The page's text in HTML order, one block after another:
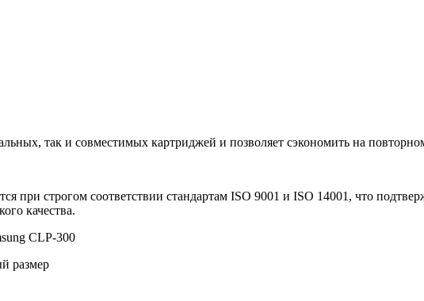
так и совместимых картриджей и позволяет сэкономить на
при строгом соответствии стандартам ISO 9001 и ISO 14001, что
качества.
размер